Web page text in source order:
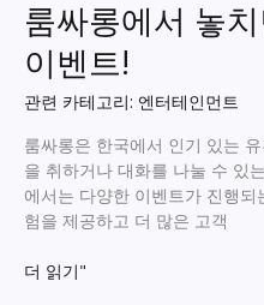
룸싸롱에서 놓
이벤트!
관련 카테고리: 엔터테인먼트
룸싸롱은 한국에서 인기 있는
을 취하거나 대화를 나눌 수 있
에서는 다양한 이벤트가 진행
험을 제공하고 더 많은 고객
룸
더 읽기"